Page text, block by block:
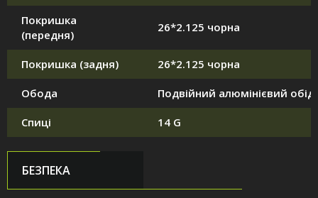
Покришка
(передня)
26*2.125 чорна
Покришка (задня) 26*2.125 чорна
Обода Подвійний алюмінієвий обід
Спиці 14 G
БЕЗПЕКА